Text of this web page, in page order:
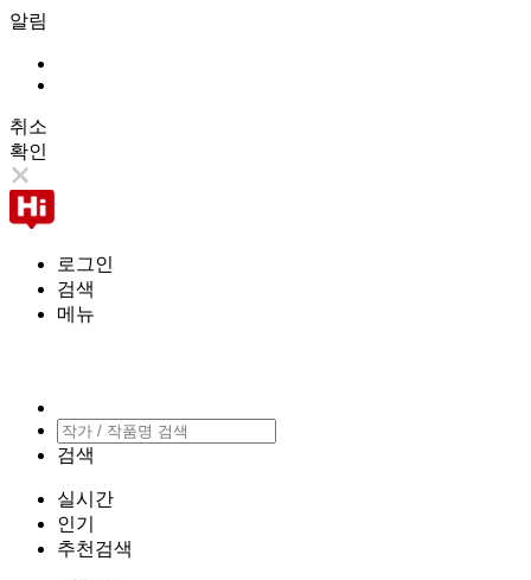
알림
취소
확인
로그인
검색
메뉴
검색
실시간
인기
추천검색